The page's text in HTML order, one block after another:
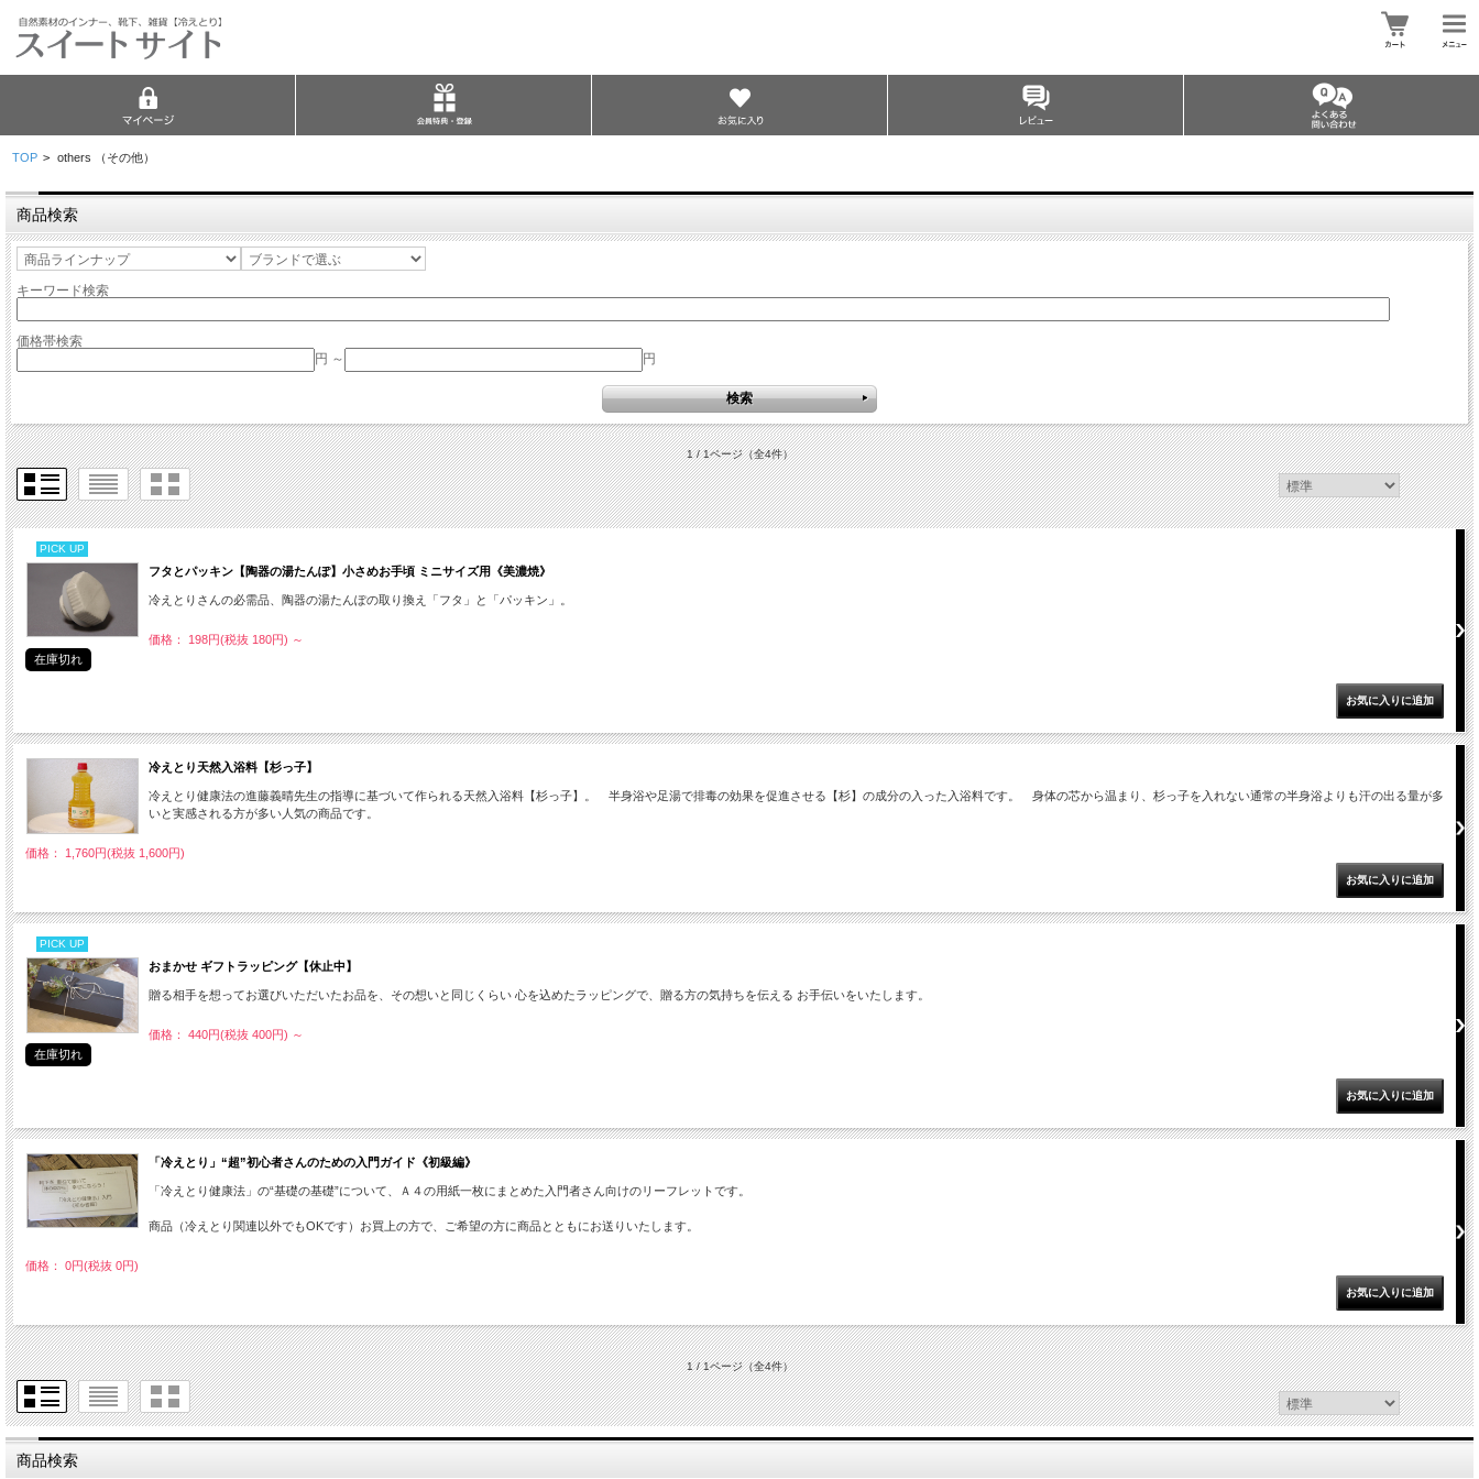
TOP > others （その他）
商品検索
キーワード検索
価格帯検索
円 ～
円
1 / 1ページ（全4件）
PICK UP
フタとパッキン【陶器の湯たんぽ】小さめお手頃 ミニサイズ用《美濃焼》
冷えとりさんの必需品、陶器の湯たんぽの取り換え「フタ」と「パッキン」。
価格： 198円(税抜 180円) ～
在庫切れ
冷えとり天然入浴料【杉っ子】
冷えとり健康法の進藤義晴先生の指導に基づいて作られる天然入浴料【杉っ子】。 半身浴や足湯で排毒の効果を促進させる【杉】の成分の入った入浴料です。 身体の芯から温まり、杉っ子を入れない通常の半身浴よりも汗の出る量が多
いと実感される方が多い人気の商品です。
価格： 1,760円(税抜 1,600円)
PICK UP
おまかせ ギフトラッピング【休止中】
贈る相手を想ってお選びいただいたお品を、その想いと同じくらい 心を込めたラッピングで、贈る方の気持ちを伝える お手伝いをいたします。
価格： 440円(税抜 400円) ～
在庫切れ
「冷えとり」“超”初心者さんのための入門ガイド《初級編》
「冷えとり健康法」の“基礎の基礎”について、Ａ４の用紙一枚にまとめた入門者さん向けのリーフレットです。
商品（冷えとり関連以外でもOKです）お買上の方で、ご希望の方に商品とともにお送りいたします。
価格： 0円(税抜 0円)
1 / 1ページ（全4件）
商品検索